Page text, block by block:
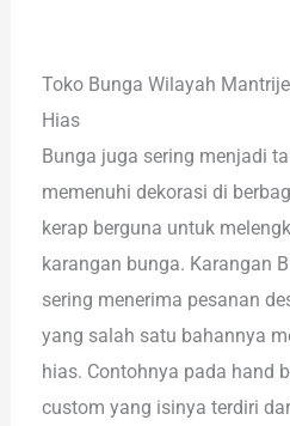
Toko Bunga Wilayah
Hias
Bunga juga sering menjadi
memenuhi dekorasi di
kerap berguna untuk
karangan bunga. Karangan
sering menerima pesanan
yang salah satu bahannya
hias. Contohnya pada hand
custom yang isinya terdiri